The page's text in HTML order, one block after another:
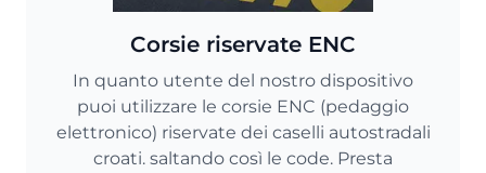
Corsie riservate ENC
In quanto utente del nostro dispositivo
puoi utilizzare le corsie ENC (pedaggio
elettronico) riservate dei caselli autostradali
croati. saltando così le code. Presta